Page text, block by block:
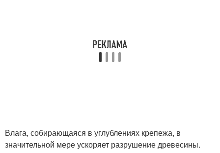
Влага, собирающаяся в углублениях крепежа, в
значительной мере ускоряет разрушение древесины.